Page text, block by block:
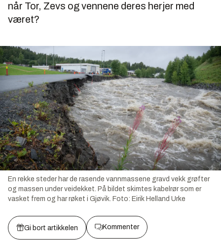
når Tor, Zevs og vennene deres herjer med
været?
En rekke steder har de rasende vannmassene gravd vekk grøfter
og massen under veidekket. På bildet skimtes kabelrør som er
vasket frem og har røket i Gjøvik. Foto: Eirik Helland Urke
Gi bort artikkelen Kommenter